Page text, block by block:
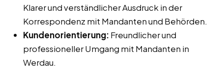
Klarer und verständlicher Ausdruck in der
Korrespondenz mit Mandanten und Behörden.
Kundenorientierung: Freundlicher und
professioneller Umgang mit Mandanten in
Werdau.